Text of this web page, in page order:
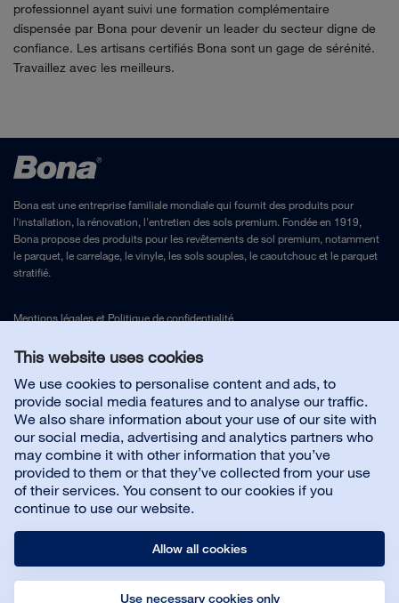
This website uses cookies
We use cookies to personalise content and ads, to
provide social media features and to analyse our traffic.
We also share information about your use of our site with
our social media, advertising and analytics partners who
may combine it with other information that you’ve
provided to them or that they’ve collected from your use
of their services. You consent to our cookies if you
continue to use our website.
Allow all cookies
Use necessary cookies only
professionnel ayant suivi une formation complémentaire
dispensée par Bona pour devenir un leader du secteur digne de
confiance. Les artisans certifiés Bona sont un gage de sérénité.
Travaillez avec les meilleurs.
Bona est une entreprise familiale mondiale qui fournit des produits pour
l'installation, la rénovation, l'entretien des sols premium. Fondée en 1919,
Bona propose des produits pour les revêtements de sol premium, notamment
le parquet, le carrelage, le vinyle, les sols souples, le caoutchouc et le parquet
stratifié.
Mentions légaleset Politique de confidentialité
Nous contacter
Service client
À propos de Bona